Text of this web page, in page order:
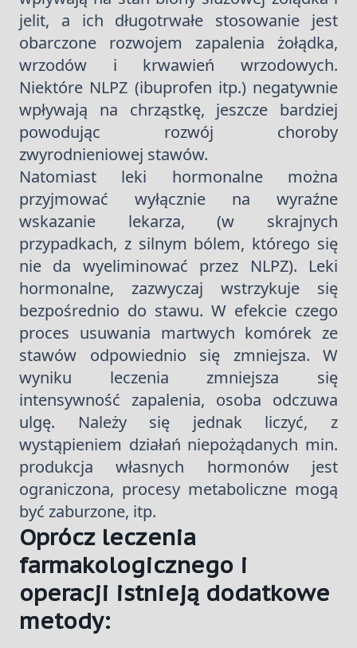
jelit, a ich długotrwałe stosowanie jest
obarczone rozwojem zapalenia żołądka,
wrzodów i krwawień wrzodowych.
Niektóre NLPZ (ibuprofen itp.) negatywnie
wpływają na chrząstkę, jeszcze bardziej
powodując rozwój choroby
zwyrodnieniowej stawów.
Natomiast leki hormonalne można
przyjmować wyłącznie na wyraźne
wskazanie lekarza, (w skrajnych
przypadkach, z silnym bólem, którego się
nie da wyeliminować przez NLPZ). Leki
hormonalne, zazwyczaj wstrzykuje się
bezpośrednio do stawu. W efekcie czego
proces usuwania martwych komórek ze
stawów odpowiednio się zmniejsza. W
wyniku leczenia zmniejsza się
intensywność zapalenia, osoba odczuwa
ulgę. Należy się jednak liczyć, z
wystąpieniem działań niepożądanych min.
produkcja własnych hormonów jest
ograniczona, procesy metaboliczne mogą
być zaburzone, itp.
Oprócz leczenia
farmakologicznego i
operacji istnieją dodatkowe
metody: